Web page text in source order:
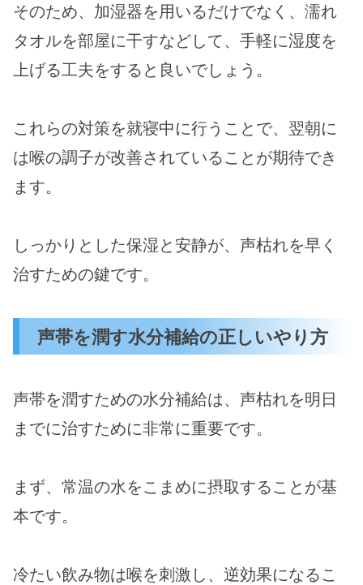
そのため、加湿器を用いるだけでなく、濡れ
タオルを部屋に干すなどして、手軽に湿度を
上げる工夫をすると良いでしょう。
これらの対策を就寝中に行うことで、翌朝に
は喉の調子が改善されていることが期待でき
ます。
しっかりとした保湿と安静が、声枯れを早く
治すための鍵です。
声帯を潤す水分補給の正しいやり方
声帯を潤すための水分補給は、声枯れを明日
までに治すために非常に重要です。
まず、常温の水をこまめに摂取することが基
本です。
冷たい飲み物は喉を刺激し、逆効果になるこ